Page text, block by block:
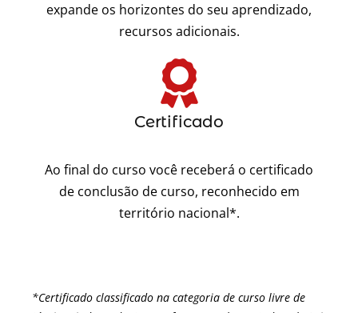
expande os horizontes do seu aprendizado,
recursos adicionais.
Certificado
Ao final do curso você receberá o certificado
de conclusão de curso, reconhecido em
território nacional*.
*Certificado classificado na categoria de curso livre de